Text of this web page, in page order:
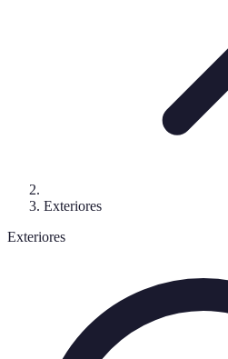
Exteriores
Exteriores